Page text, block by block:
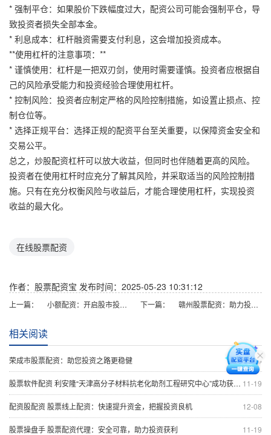
* 强制平仓：如果股价下跌幅度过大，配资公司可能会强制平仓，导
致投资者损失全部本金。
* 利息成本：杠杆融资需要支付利息，这会增加投资成本。
**使用杠杆的注意事项：**
* 谨慎使用：杠杆是一把双刃剑，使用时需要谨慎。投资者应根据自
己的风险承受能力和投资经验合理使用杠杆。
* 控制风险：投资者应制定严格的风险控制措施，如设置止损点、控
制仓位等。
* 选择正规平台：选择正规的配资平台至关重要，以保障资金安全和
交易公平。
总之，炒股配资杠杆可以放大收益，但同时也伴随着更高的风险。
投资者在使用杠杆时应充分了解其风险，并采取适当的风险控制措
施。只有在充分权衡风险与收益后，才能合理使用杠杆，实现投资
收益的最大化。
在线股票配资
作者：股票配资宝 发布时间：2025-05-23 10:31:12
上一篇： 小额配资：开启股市投资新篇章 下一篇： 赣州股票配资：助力投资，倍增财富
相关阅读
12-15
荣成市股票配资：助您投资之路更稳健
11-19
股票软件配资 利安隆“天津高分子材料抗老化助剂工程研究中心”成功获批 实现科委等三部门认定大满贯
12-08
配资股配资 股票线上配资：快速提升资金，把握投资良机
11-19
股票操盘手 股票配资代理：安全可靠，助力投资获利